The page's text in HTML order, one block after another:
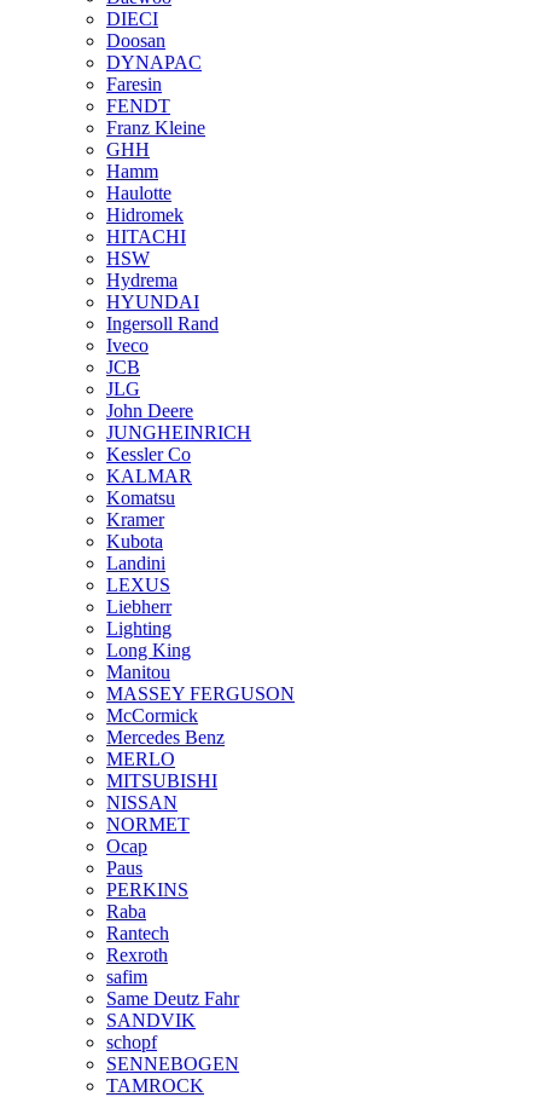
DIECI
Doosan
DYNAPAC
Faresin
FENDT
Franz Kleine
GHH
Hamm
Haulotte
Hidromek
HITACHI
HSW
Hydrema
HYUNDAI
Ingersoll Rand
Iveco
JCB
JLG
John Deere
JUNGHEINRICH
Kessler Co
KALMAR
Komatsu
Kramer
Kubota
Landini
LEXUS
Liebherr
Lighting
Long King
Manitou
MASSEY FERGUSON
McCormick
Mercedes Benz
MERLO
MITSUBISHI
NISSAN
NORMET
Ocap
Paus
PERKINS
Raba
Rantech
Rexroth
safim
Same Deutz Fahr
SANDVIK
schopf
SENNEBOGEN
TAMROCK